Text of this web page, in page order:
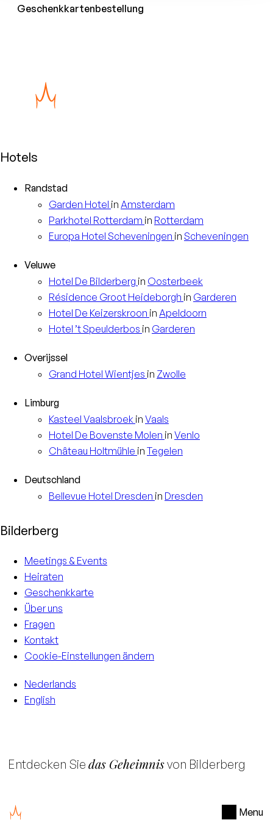
Menu
Geschenkkartenbestellung
Hotels
Randstad
Garden Hotel in Amsterdam
Parkhotel Rotterdam in Rotterdam
Europa Hotel Scheveningen in Scheveningen
Veluwe
Hotel De Bilderberg in Oosterbeek
Résidence Groot Heideborgh in Garderen
Hotel De Keizerskroon in Apeldoorn
Hotel ’t Speulderbos in Garderen
Overijssel
Grand Hotel Wientjes in Zwolle
Limburg
Kasteel Vaalsbroek in Vaals
Hotel De Bovenste Molen in Venlo
Château Holtmühle in Tegelen
Deutschland
Bellevue Hotel Dresden in Dresden
Bilderberg
Meetings & Events
Heiraten
Geschenkkarte
Über uns
Fragen
Kontakt
Cookie-Einstellungen ändern
Nederlands
English
Entdecken Sie das Geheimnisvon Bilderberg